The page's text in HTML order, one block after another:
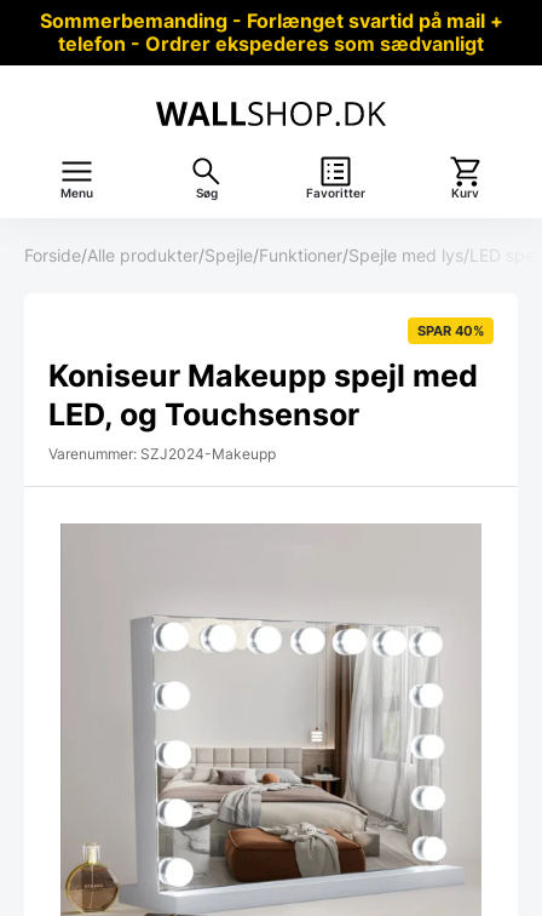
Sommerbemanding - Forlænget svartid på mail +
telefon - Ordrer ekspederes som sædvanligt
Menu Søg Favoritter Kurv
Forside/Alle produkter/Spejle/Funktioner/Spejle med lys/LED
SPAR 40%
Koniseur Makeupp spejl med
LED, og Touchsensor
Varenummer: SZJ2024-Makeupp